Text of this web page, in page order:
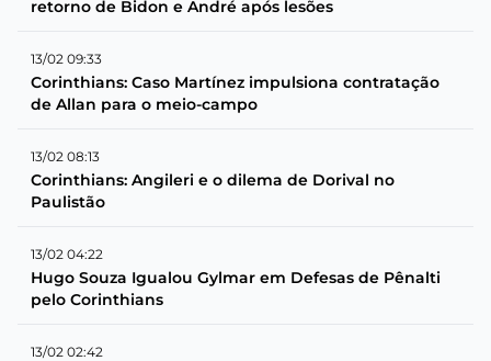
retorno de Bidon e André após lesões
13/02 09:33
Corinthians: Caso Martínez impulsiona contratação
de Allan para o meio-campo
13/02 08:13
Corinthians: Angileri e o dilema de Dorival no
Paulistão
13/02 04:22
Hugo Souza Igualou Gylmar em Defesas de Pênalti
pelo Corinthians
13/02 02:42